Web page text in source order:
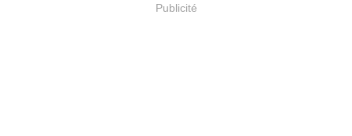
Publicité